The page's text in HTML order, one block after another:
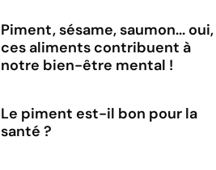
Piment, sésame, saumon... oui,
ces aliments contribuent à
notre bien-être mental !
Le piment est-il bon pour la
santé ?